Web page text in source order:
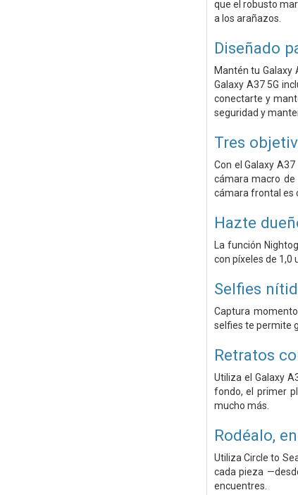
que el robusto
a los arañazos.
Diseñado
Mantén tu Galaxy
Galaxy A37 5G
conectarte y
seguridad y
Tres
Con el Galaxy
cámara macro de
cámara frontal es
Hazte
La función
con píxeles de 1,0
Selfies
Captura
selfies te permite
Retratos
Utiliza el Galaxy
fondo, el primer
mucho más.
Rodéalo,
Utiliza Circle to
cada pieza
encuentres.